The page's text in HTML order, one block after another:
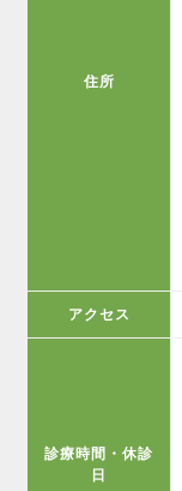
住所
アクセス
診療時間・休診
日